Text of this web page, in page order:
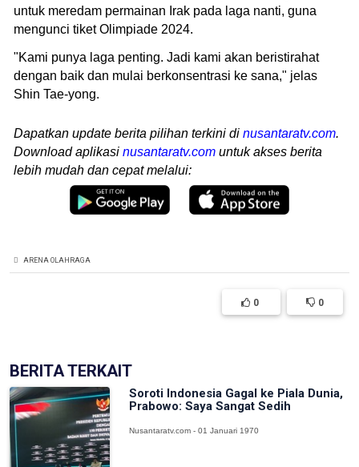
untuk meredam permainan Irak pada laga nanti, guna
mengunci tiket Olimpiade 2024.
"Kami punya laga penting. Jadi kami akan beristirahat
dengan baik dan mulai berkonsentrasi ke sana," jelas
Shin Tae-yong.
Dapatkan update berita pilihan terkini di nusantaratv.com.
Download aplikasi nusantaratv.com untuk akses berita
lebih mudah dan cepat melalui:
ARENA OLAHRAGA
0 0
BERITA TERKAIT
Soroti Indonesia Gagal ke Piala Dunia,
Prabowo: Saya Sangat Sedih
Nusantaratv.com - 01 Januari 1970